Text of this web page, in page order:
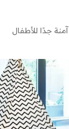
آمنة جدًا للأطفال